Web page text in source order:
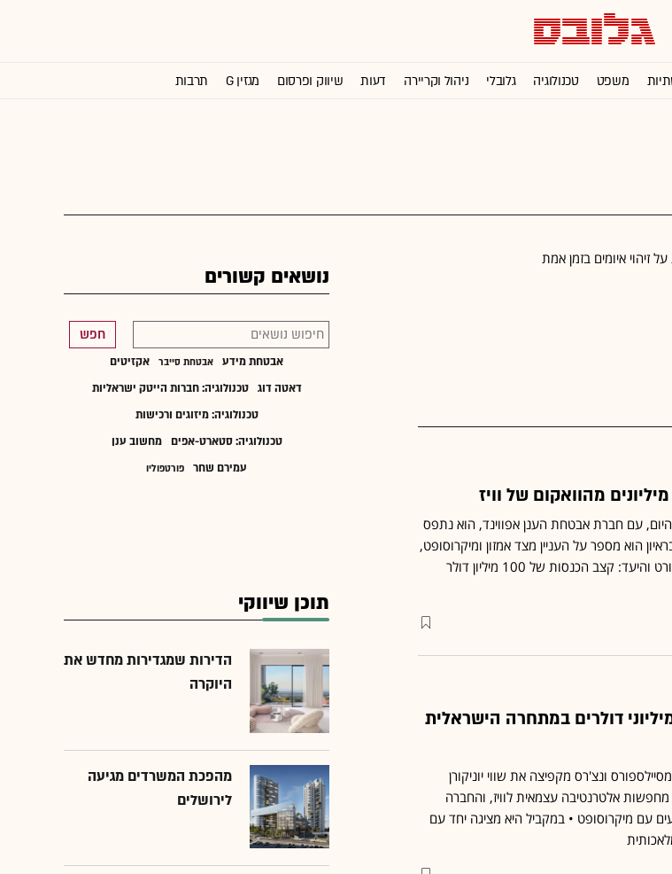
משפט טכנולוגיה גלובלי ניהול וקריירה דעות שיווק ופרסום מגזין G תרבות
איומים בזמן אמת
של 450 מיליון דולר, והיום, עם חברת אבטחת הענן אפווינד, הוא נתפס
הוא מספר על העניין מצד אמזון ומיקרוסופט,
המשקיע גילי רענן ששם הז'יטונים גם על אסף רפפורט והיעד: קצב הכנסות של 100 מיליון דולר
דולרים במתחרה הישראלית
ונצ'רס מקפיצה את שווי יוניקורן
ענקיות הענן מחפשות אלטרנטיבה עצמאית לוויז, והחברה
עם מיקרוסופט • במקביל היא מציגה יחד עם
נושאים קשורים
חפש
אבטחת מידע אבטחת סייבר
אקזיטים
דאטה דוג
טכנולוגיה: חברות הייטק ישראליות
טכנולוגיה: מיזוגים ורכישות
טכנולוגיה: סטארט-אפים
מחשוב ענן
עמירם שחר
פורטפוליו
תוכן שיווקי
הדירות שמגדירות מחדש את
היוקרה
מהפכת המשרדים מגיעה
לירושלים